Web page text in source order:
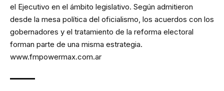
el Ejecutivo en el ámbito legislativo. Según admitieron
desde la mesa política del oficialismo, los acuerdos con los
gobernadores y el tratamiento de la reforma electoral
forman parte de una misma estrategia.
www.fmpowermax.com.ar